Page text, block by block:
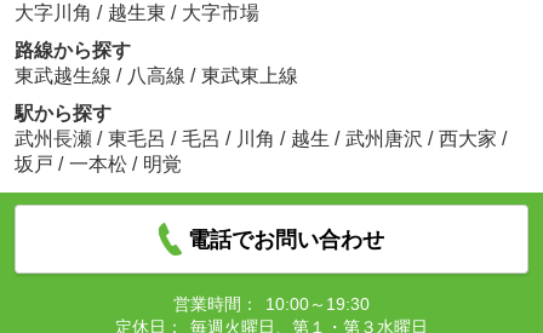
大字川角 / 越生東 / 大字市場
路線から探す
東武越生線 / 八高線 / 東武東上線
駅から探す
武州長瀬 / 東毛呂 / 毛呂 / 川角 / 越生 / 武州唐沢 / 西大家 /
坂戸 / 一本松 / 明覚
電話でお問い合わせ
営業時間：
10:00～19:30
定休日：
毎週火曜日、第１・第３水曜日